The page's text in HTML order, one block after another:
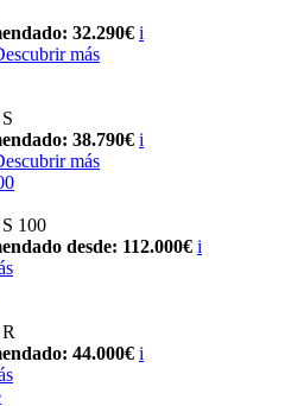
32.290€ i
más
38.790€ i
más
100
desde: 112.000€ i
44.000€ i